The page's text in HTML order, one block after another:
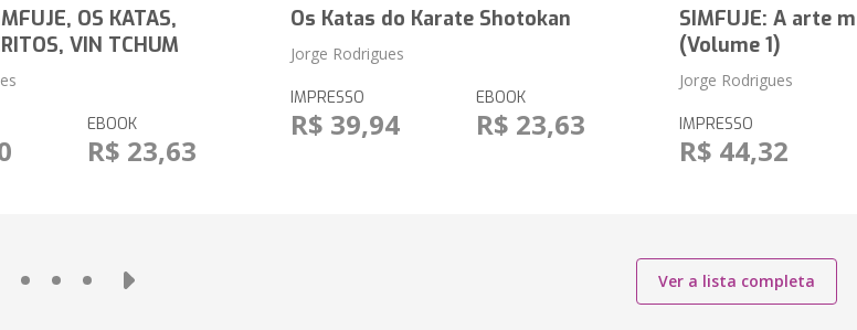
OS KATAS,
VIN TCHUM
EBOOK
R$ 23,63
Os Katas do Karate Shotokan
Jorge Rodrigues
IMPRESSO
R$ 39,94
EBOOK
R$ 23,63
SIMFUJE: A arte
(Volume 1)
Jorge Rodrigues
IMPRESSO
R$ 44,32
Ver a lista completa